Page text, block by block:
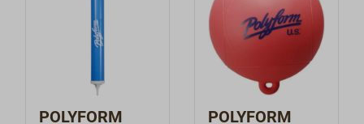
sorgen für
zusätzlichen Schutz
Rohrenden
verhindern das
Eindringen von
Algen.Die auf dem
Steg aufliegende
Kante ermöglicht
eine gute
Befestigung des
POLYFORM POLYFORM